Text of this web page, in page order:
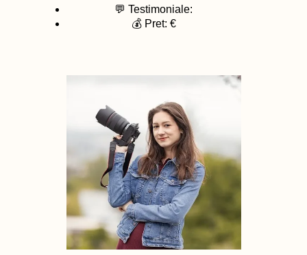
💬 Testimoniale:
💰 Pret: €